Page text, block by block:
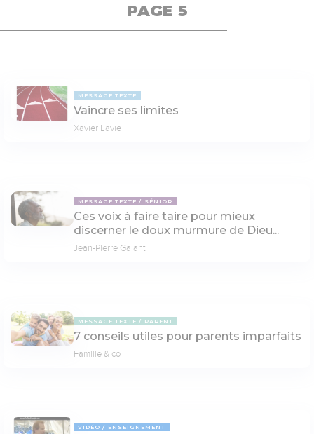
PAGE 5
MESSAGE TEXTE
Vaincre ses limites
Xavier Lavie
MESSAGE TEXTE SÉNIOR
Ces voix à faire taire pour mieux
discerner le doux murmure de Dieu...
Jean-Pierre Galant
MESSAGE TEXTE PARENT
7 conseils utiles pour parents imparfaits
Famille & co
VIDÉO ENSEIGNEMENT